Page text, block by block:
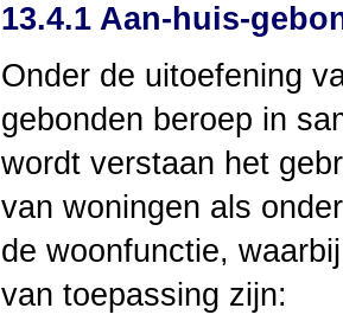
13.4.1 Aan-huis-
Onder de uitoefening
gebonden beroep in
wordt verstaan het
van woningen als
de woonfunctie,
van toepassing zijn: